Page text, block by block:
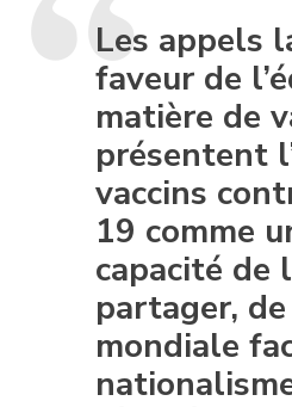
Les appels
faveur de
matière de
présentent
vaccins
19 comme
capacité de
partager,
mondiale